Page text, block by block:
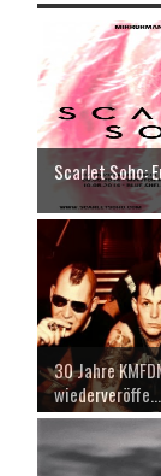
Scarlet Soho:
30 Jahre
wiederveröffe...